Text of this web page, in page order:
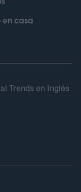
en casa
Trends en Inglés